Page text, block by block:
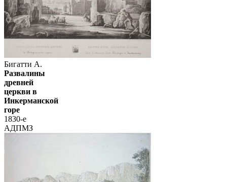
Бигатти А.
Развалины
древней
церкви в
Инкерманской
горе
1830-е
АДПМЗ